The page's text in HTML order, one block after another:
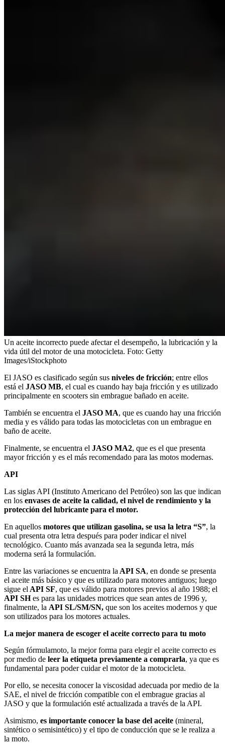
Un aceite incorrecto puede afectar el desempeño, la lubricación y la
vida útil del motor de una motocicleta. Foto: Getty
Images/iStockphoto
El JASO es clasificado según sus niveles de fricción; entre ellos
está el JASO MB, el cual es cuando hay baja fricción y es utilizado
principalmente en scooters sin embrague bañado en aceite.
También se encuentra el JASO MA, que es cuando hay una fricción
media y es válido para todas las motocicletas con un embrague en
baño de aceite.
Finalmente, se encuentra el JASO MA2, que es el que presenta
mayor fricción y es el más recomendado para las motos modernas.
API
Las siglas API (Instituto Americano del Petróleo) son las que indican
en los envases de aceite la calidad, el nivel de rendimiento y la
protección del lubricante para el motor.
En aquellos motores que utilizan gasolina, se usa la letra “S”, la
cual presenta otra letra después para poder indicar el nivel
tecnológico. Cuanto más avanzada sea la segunda letra, más
moderna será la formulación.
Entre las variaciones se encuentra laAPI SA, en donde se presenta
el aceite más básico y que es utilizado para motores antiguos; luego
sigue elAPI SF, que es válido para motores previos al año 1988; el
API SHes para las unidades motrices que sean antes de 1996 y,
finalmente, la API SL/SM/SN, que son los aceites modernos y que
son utilizados para los motores actuales.
La mejor manera de escoger el aceite correcto para tu moto
Según fórmulamoto, la mejor forma para elegir el aceite correcto es
por medio de leer la etiqueta previamente a comprarla, ya que es
fundamental para poder cuidar el motor de la motocicleta.
Por ello, se necesita conocer la viscosidad adecuada por medio de la
SAE, el nivel de fricción compatible con el embrague gracias al
JASO y que la formulación esté actualizada a través de la API.
Asimismo, es importante conocer la base del aceite (mineral,
sintético o semisintético) y el tipo de conducción que se le realiza a
la moto.